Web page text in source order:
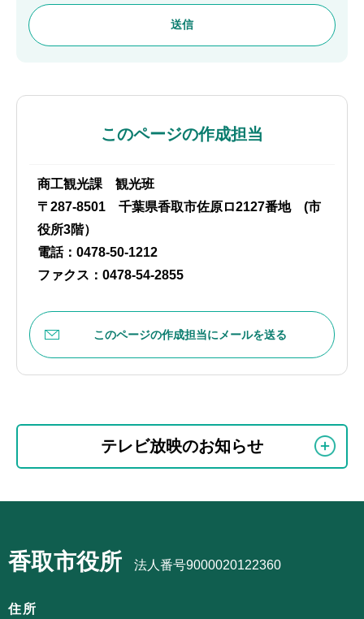
このページの作成担当
商工観光課 観光班
〒287-8501 千葉県香取市佐原ロ2127番地 (市
役所3階）
電話：0478-50-1212
ファクス：0478-54-2855
このページの作成担当にメールを送る
こ
ビ
ー
シ
テレビ放映のお知らせ
ナ
ゲ
香取市役所 法人番号9000020122360
住所